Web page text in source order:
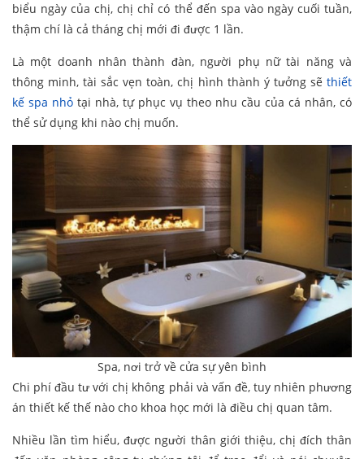
biểu ngày của chị, chị chỉ có thể đến spa vào ngày cuối tuần,
thậm chí là cả tháng chị mới đi được 1 lần.
Là một doanh nhân thành đàn, người phụ nữ tài năng và
thông minh, tài sắc vẹn toàn, chị hình thành ý tưởng sẽ thiết
kế spa nhỏ tại nhà, tự phục vụ theo nhu cầu của cá nhân, có
thể sử dụng khi nào chị muốn.
Spa, nơi trở về cửa sự yên bình
Chi phí đầu tư với chị không phải và vấn đề, tuy nhiên phương
án thiết kế thế nào cho khoa học mới là điều chị quan tâm.
Nhiều lần tìm hiểu, được người thân giới thiệu, chị đích thân